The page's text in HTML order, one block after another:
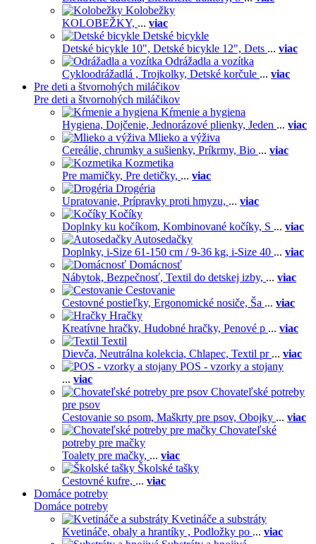
Kolobežky
KOLOBEŽKY, ... viac
Detské bicykle
Detské bicykle 10", Detské bicykle 12", Dets ... viac
Odrážadla a vozítka
Cykloodrážadlá , Trojkolky, Detské korčule ... viac
Pre deti a štvornohých miláčikov
Pre deti a štvornohých miláčikov
Kŕmenie a hygiena
Hygiena, Dojčenie, Jednorázové plienky, Jeden ... viac
Mlieko a výživa
Cereálie, chrumky a sušienky, Príkrmy, Bio ... viac
Kozmetika
Pre mamičky, Pre detičky, ... viac
Drogéria
Upratovanie, Prípravky proti hmyzu, ... viac
Kočíky
Doplnky ku kočíkom, Kombinované kočíky, S ... viac
Autosedačky
Doplnky, i-Size 61-150 cm / 9-36 kg, i-Size 40 ... viac
Domácnosť
Nábytok, Bezpečnosť, Textil do detskej izby, ... viac
Cestovanie
Cestovné postieľky, Ergonomické nosiče, Ša ... viac
Hračky
Kreatívne hračky, Hudobné hračky, Penové p ... viac
Textil
Dievča, Neutrálna kolekcia, Chlapec, Textil pr ... viac
POS - vzorky a stojany
... viac
Chovateľské potreby
pre psov
Cestovanie so psom, Maškrty pre psov, Obojky ... viac
Chovateľské
potreby pre mačky
Toalety pre mačky, ... viac
Školské tašky
Cestovné kufre, ... viac
Domáce potreby
Domáce potreby
Kvetináče a substráty
Kvetináče, obaly a hrantíky , Podložky po ... viac